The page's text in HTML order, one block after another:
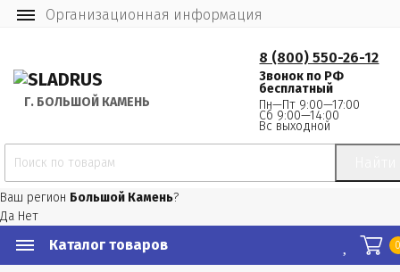
Организационная информация
Г. БОЛЬШОЙ КАМЕНЬ
8 (800) 550-26-12
Звонок по РФ
бесплатный
Пн—Пт 9:00—17:00
Сб 9:00—14:00
Вс выходной
Ваш регион Большой Камень?
Да Нет
Каталог товаров